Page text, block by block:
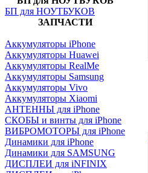
БП для НОУТБУКОВ
ЗАПЧАСТИ
Аккумуляторы iPhone
Аккумуляторы Huawei
Аккумуляторы RealMe
Аккумуляторы Samsung
Аккумуляторы Vivo
Аккумуляторы Xiaomi
АНТЕННЫ для iPhone
СКОБЫ и винты для iPhone
ВИБРОМОТОРЫ для iPhone
Динамики для iPhone
Динамики для SAMSUNG
ДИСПЛЕИ для iNFINIX